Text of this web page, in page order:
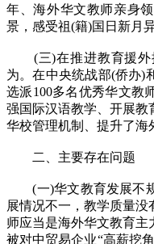
年、海外华文教师亲身
景，感受祖(籍)国日新月
(三)在推进教育援外
为。在中央统战部(侨办)
选派100多名优秀华文教
强国际汉语教学、开展教
华校管理机制、提升了海
二、主要存在问题
(一)华文教育发展不规
展情况不一，教学质量
师应当是海外华文教育主
被对中贸易企业“高薪挖